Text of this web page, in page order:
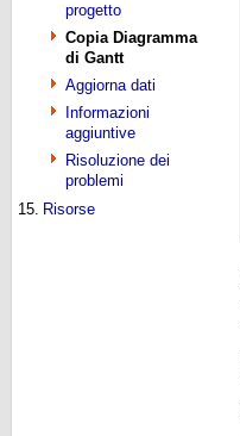
progetto
Copia Diagramma
di Gantt
Aggiorna dati
Informazioni
aggiuntive
Risoluzione dei
problemi
15. Risorse